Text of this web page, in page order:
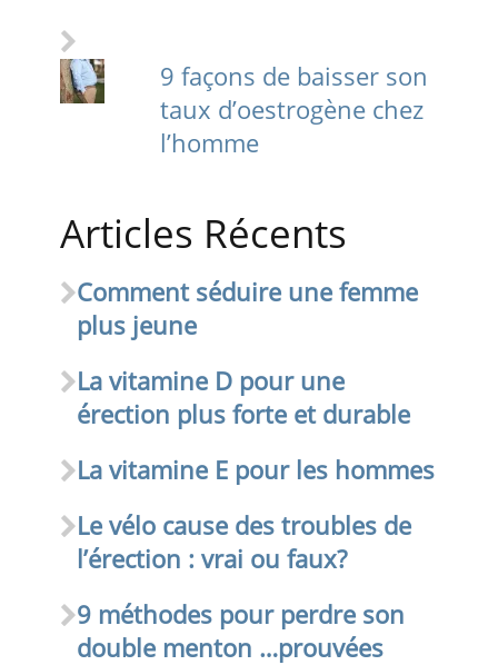
9 façons de baisser son
taux d’oestrogène chez
l’homme
Articles Récents
Comment séduire une femme
plus jeune
La vitamine D pour une
érection plus forte et durable
La vitamine E pour les hommes
Le vélo cause des troubles de
l’érection : vrai ou faux?
9 méthodes pour perdre son
double menton …prouvées